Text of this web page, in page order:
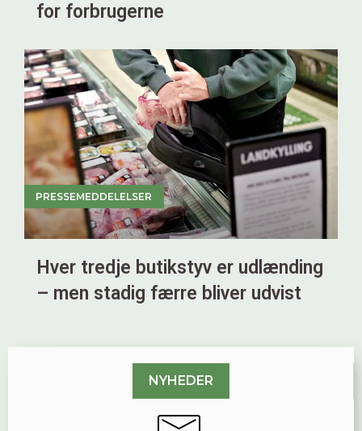
for forbrugerne
PRESSEMEDDELELSER
Hver tredje butikstyv er udlænding
– men stadig færre bliver udvist
NYHEDER